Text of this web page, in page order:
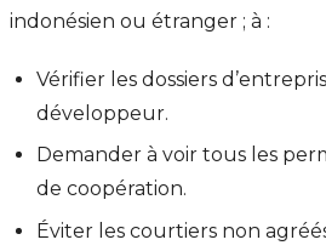
indonésien ou étranger ; à :
Vérifier les dossiers
développeur.
Demander à voir tous les
de coopération.
Éviter les courtiers non